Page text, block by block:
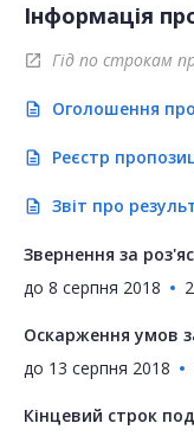
Інформація
open_in_new Гід по строкам
description Оголошення
description Реєстр
description Звіт про
Звернення за
до 8 серпня 2018
Оскарження умов
до 13 серпня 2018
Кінцевий строк